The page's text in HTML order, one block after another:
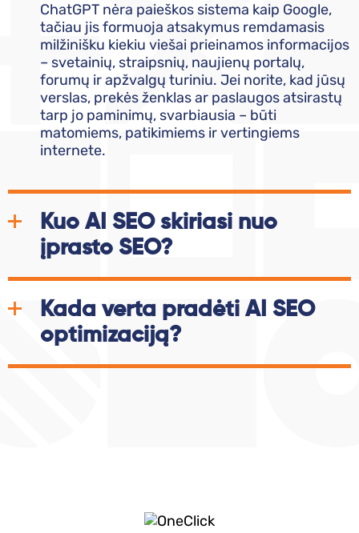
ChatGPT nėra paieškos sistema kaip Google,
tačiau jis formuoja atsakymus remdamasis
milžinišku kiekiu viešai prieinamos informacijos
– svetainių, straipsnių, naujienų portalų,
forumų ir apžvalgų turiniu. Jei norite, kad jūsų
verslas, prekės ženklas ar paslaugos atsirastų
tarp jo paminimų, svarbiausia – būti
matomiems, patikimiems ir vertingiems
internete.
Kuo AI SEO skiriasi nuo
įprasto SEO?
Kada verta pradėti AI SEO
optimizaciją?